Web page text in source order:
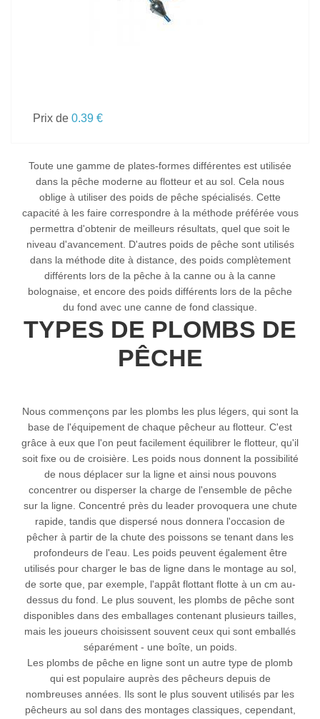
Prix de 0.39 €
Toute une gamme de plates-formes différentes est utilisée
dans la pêche moderne au flotteur et au sol. Cela nous
oblige à utiliser des poids de pêche spécialisés. Cette
capacité à les faire correspondre à la méthode préférée vous
permettra d'obtenir de meilleurs résultats, quel que soit le
niveau d'avancement. D'autres poids de pêche sont utilisés
dans la méthode dite à distance, des poids complètement
différents lors de la pêche à la canne ou à la canne
bolognaise , et encore des poids différents lors de la pêche
du fond avec une canne de fond classique.
TYPES DE PLOMBS DE
PÊCHE
Nous commençons par les plombs les plus légers, qui sont la
base de l'équipement de chaque pêcheur au flotteur. C'est
grâce à eux que l'on peut facilement équilibrer le flotteur, qu'il
soit fixe ou de croisière. Les poids nous donnent la possibilité
de nous déplacer sur la ligne et ainsi nous pouvons
concentrer ou disperser la charge de l'ensemble de pêche
sur la ligne. Concentré près du leader provoquera une chute
rapide, tandis que dispersé nous donnera l'occasion de
pêcher à partir de la chute des poissons se tenant dans les
profondeurs de l'eau. Les poids peuvent également être
utilisés pour charger le bas de ligne dans le montage au sol,
de sorte que, par exemple, l'appât flottant flotte à un cm au-
dessus du fond. Le plus souvent, les plombs de pêche sont
disponibles dans des emballages contenant plusieurs tailles,
mais les joueurs choisissent souvent ceux qui sont emballés
séparément - une boîte, un poids.
Les plombs de pêche en ligne sont un autre type de plomb
qui est populaire auprès des pêcheurs depuis de
nombreuses années. Ils sont le plus souvent utilisés par les
pêcheurs au sol dans des montages classiques, cependant,